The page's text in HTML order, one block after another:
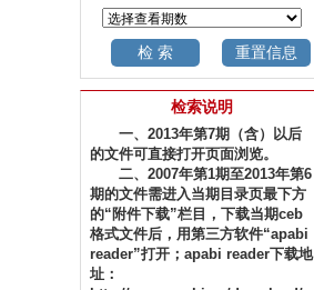
检索说明
一、2013年第7期（含）以后
的文件可直接打开页面浏览。
二、2007年第1期至2013年第6
期的文件需进入当期目录页最下方
的“附件下载”栏目，下载当期ceb
格式文件后，用第三方软件“apabi
reader”打开；apabi reader下载地
址：